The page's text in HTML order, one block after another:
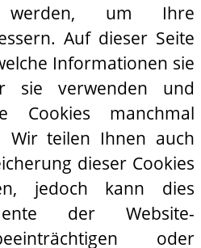
werden, um Ihre
Auf dieser Seite
Informationen sie
sie verwenden und
Cookies manchmal
Wir teilen Ihnen auch
dieser Cookies
jedoch kann dies
der Website-
oder